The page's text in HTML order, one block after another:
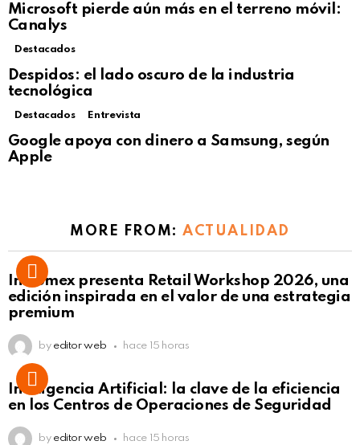
Microsoft pierde aún más en el terreno móvil:
Canalys
Destacados
Despidos: el lado oscuro de la industria
tecnológica
Destacados Entrevista
Google apoya con dinero a Samsung, según
Apple
MORE FROM:ACTUALIDAD
Intcomex presenta Retail Workshop 2026, una
edición inspirada en el valor de una estrategia
premium
by editor web hace 15 horas
Inteligencia Artificial: la clave de la eficiencia
en los Centros de Operaciones de Seguridad
by editor web hace 15 horas